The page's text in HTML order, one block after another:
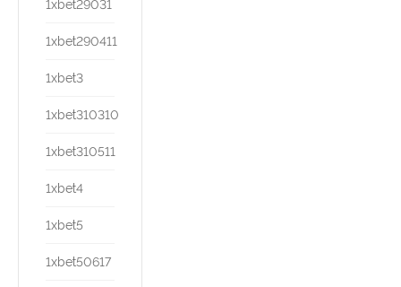
1xbet29031
1xbet290411
1xbet3
1xbet310310
1xbet310511
1xbet4
1xbet5
1xbet50617